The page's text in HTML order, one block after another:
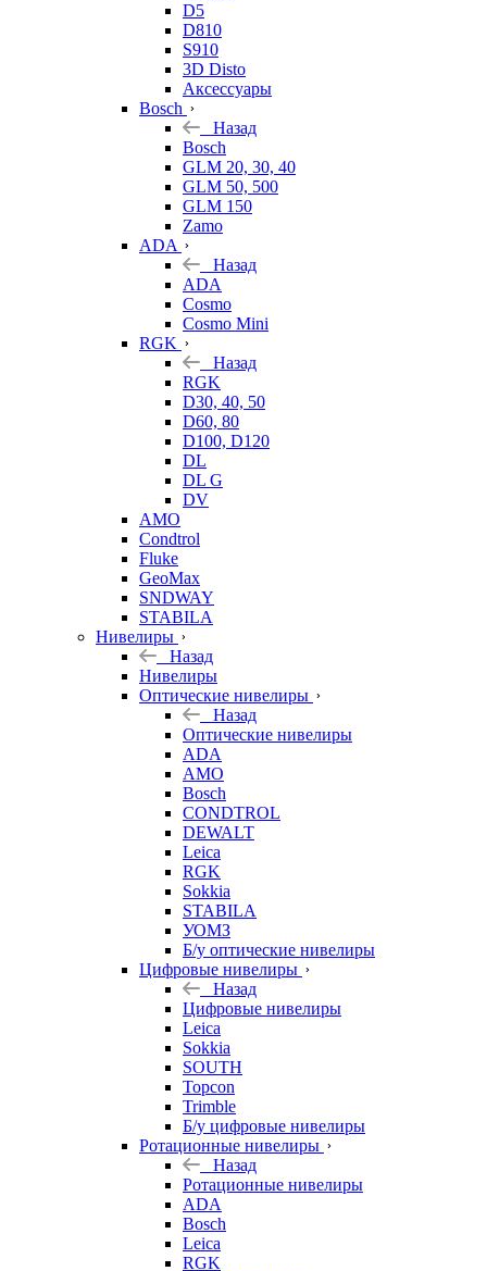
D5
D810
S910
3D Disto
Аксессуары
Bosch
Назад
Bosch
GLM 20, 30, 40
GLM 50, 500
GLM 150
Zamo
ADA
Назад
ADA
Cosmo
Cosmo Mini
RGK
Назад
RGK
D30, 40, 50
D60, 80
D100, D120
DL
DL G
DV
AMO
Condtrol
Fluke
GeoMax
SNDWAY
STABILA
Нивелиры
Назад
Нивелиры
Оптические нивелиры
Назад
Оптические нивелиры
ADA
AMO
Bosch
CONDTROL
DEWALT
Leica
RGK
Sokkia
STABILA
УОМЗ
Б/у оптические нивелиры
Цифровые нивелиры
Назад
Цифровые нивелиры
Leica
Sokkia
SOUTH
Topcon
Trimble
Б/у цифровые нивелиры
Ротационные нивелиры
Назад
Ротационные нивелиры
ADA
Bosch
Leica
RGK